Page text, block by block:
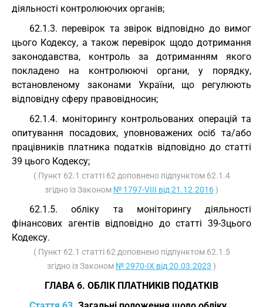
діяльності контролюючих органів;
62.1.3. перевірок та звірок відповідно до вимог
цього Кодексу, а також перевірок щодо дотримання
законодавства, контроль за дотриманням якого
покладено на контролюючі органи, у порядку,
встановленому законами України, що регулюють
відповідну сферу правовідносин;
62.1.4. моніторингу контрольованих операцій та
опитування посадових, уповноважених осіб та/або
працівників платника податків відповідно до статті
39 цього Кодексу;
( Пункт 62.1 статті 62 доповнено підпунктом 62.1.4
згідно із Законом № 1797-VIII від 21.12.2016)
62.1.5. обліку та моніторингу діяльності
фінансових агентів відповідно до статті 39-3цього
Кодексу.
( Пункт 62.1 статті 62 доповнено підпунктом 62.1.5
згідно із Законом № 2970-IX від 20.03.2023 )
ГЛАВА 6. ОБЛІК ПЛАТНИКІВ ПОДАТКІВ